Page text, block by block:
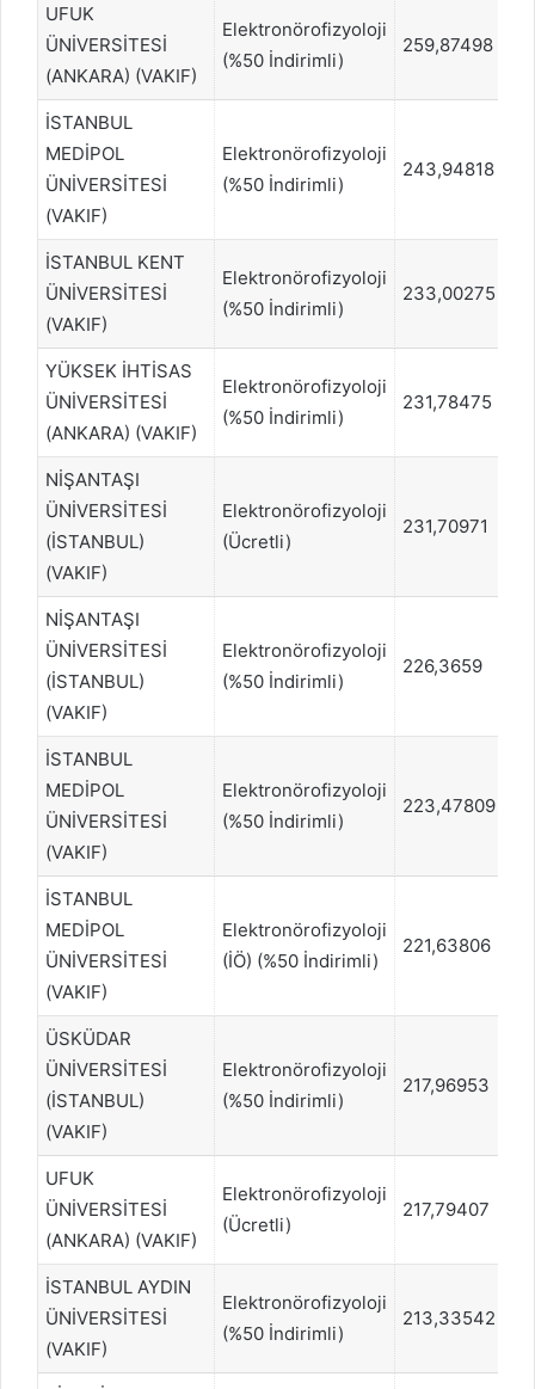
UFUK
ÜNİVERSİTESİ
(ANKARA) (VAKIF)
Elektronörofizyoloji
(%50 İndirimli)
259,87498
İSTANBUL
MEDİPOL
ÜNİVERSİTESİ
(VAKIF)
Elektronörofizyoloji
(%50 İndirimli)
243,94818
İSTANBUL KENT
ÜNİVERSİTESİ
(VAKIF)
Elektronörofizyoloji
(%50 İndirimli)
233,00275
YÜKSEK İHTİSAS
ÜNİVERSİTESİ
(ANKARA) (VAKIF)
Elektronörofizyoloji
(%50 İndirimli)
231,78475
NİŞANTAŞI
ÜNİVERSİTESİ
(İSTANBUL)
(VAKIF)
Elektronörofizyoloji
(Ücretli)
231,70971
NİŞANTAŞI
ÜNİVERSİTESİ
(İSTANBUL)
(VAKIF)
Elektronörofizyoloji
(%50 İndirimli)
226,3659
İSTANBUL
MEDİPOL
ÜNİVERSİTESİ
(VAKIF)
Elektronörofizyoloji
(%50 İndirimli)
223,47809
İSTANBUL
MEDİPOL
ÜNİVERSİTESİ
(VAKIF)
Elektronörofizyoloji
(İÖ) (%50 İndirimli)
221,63806
ÜSKÜDAR
ÜNİVERSİTESİ
(İSTANBUL)
(VAKIF)
Elektronörofizyoloji
(%50 İndirimli)
217,96953
UFUK
ÜNİVERSİTESİ
(ANKARA) (VAKIF)
Elektronörofizyoloji
(Ücretli)
217,79407
İSTANBUL AYDIN
ÜNİVERSİTESİ
(VAKIF)
Elektronörofizyoloji
(%50 İndirimli)
213,33542